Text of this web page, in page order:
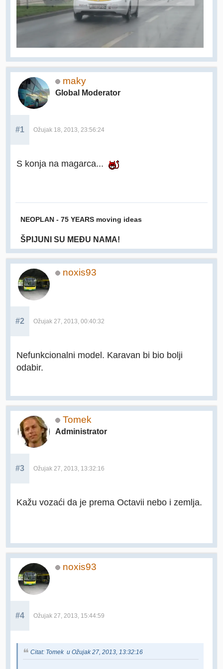
maky
Global Moderator
#1 Ožujak 18, 2013, 23:56:24
S konja na magarca...
NEOPLAN - 75 YEARS moving ideas
ŠPIJUNI SU MEĐU NAMA!
noxis93
#2 Ožujak 27, 2013, 00:40:32
Nefunkcionalni model. Karavan bi bio bolji
odabir.
Tomek
Administrator
#3 Ožujak 27, 2013, 13:32:16
Kažu vozaći da je prema Octavii nebo i zemlja.
noxis93
#4 Ožujak 27, 2013, 15:44:59
Citat: Tomek u Ožujak 27, 2013, 13:32:16